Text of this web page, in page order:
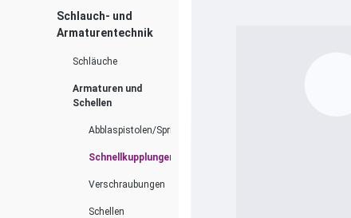
Schlauch- und
Armaturentechnik
Schläuche
Armaturen und
Schellen
Abblaspistolen/Spritzdüsen
Schnellkupplungen
Verschraubungen
Schellen